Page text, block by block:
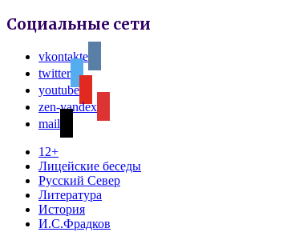
Социальные сети
vkontakte
twitter
youtube
zen-yandex
mail
12+
Лицейские беседы
Русский Север
Литература
История
И.С.Фрадков